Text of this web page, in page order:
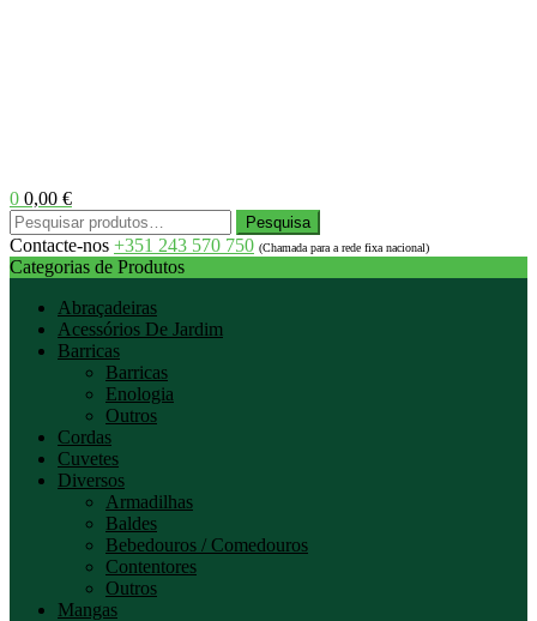
0 0,00 €
Menu
Pesquisar
por:
Pesquisa
Contacte-nos +351 243 570 750 (Chamada para a rede fixa nacional)
Categorias de Produtos
Abraçadeiras
Acessórios De Jardim
Barricas
Barricas
Enologia
Outros
Cordas
Cuvetes
Diversos
Armadilhas
Baldes
Bebedouros / Comedouros
Contentores
Outros
Mangas